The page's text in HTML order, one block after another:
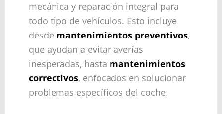
mecánica y reparación integral para
todo tipo de vehículos. Esto incluye
desde mantenimientos preventivos,
que ayudan a evitar averías
inesperadas, hasta mantenimientos
correctivos, enfocados en solucionar
problemas específicos del coche.